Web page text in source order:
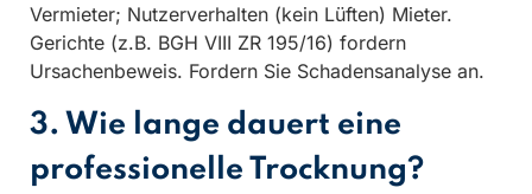
Vermieter; Nutzerverhalten (kein Lüften) Mieter.
Gerichte (z.B. BGH VIII ZR 195/16) fordern
Ursachenbeweis. Fordern Sie Schadensanalyse an.
3. Wie lange dauert eine
professionelle Trocknung?